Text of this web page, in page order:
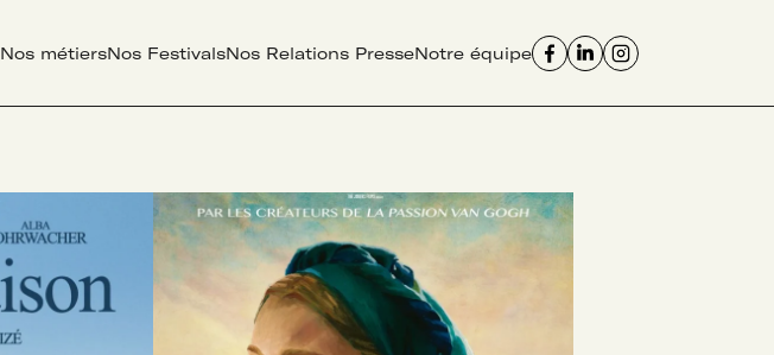
Nos métiersNos FestivalsNos Relations PresseNotre équipe